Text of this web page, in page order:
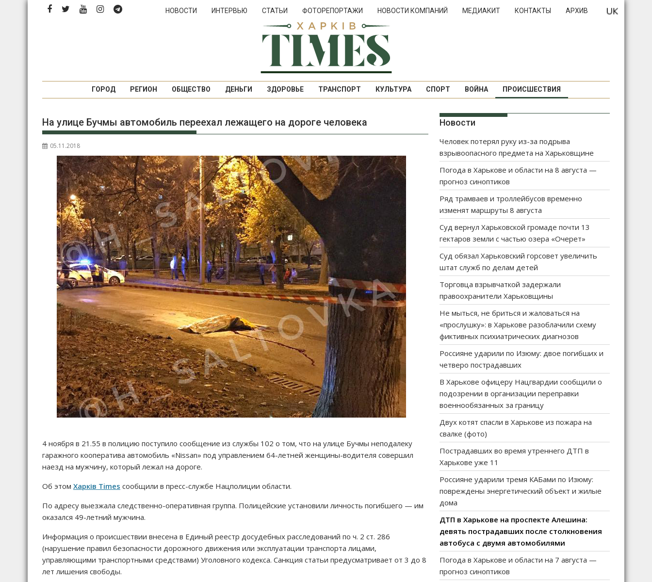
Перейти
НОВОСТИ ИНТЕРВЬЮ СТАТЬИ ФОТОРЕПОРТАЖИ НОВОСТИ КОМПАНИЙ МЕДИАКИТ КОНТАКТЫ АРХИВ
ГОРОД РЕГИОН ОБЩЕСТВО ДЕНЬГИ ЗДОРОВЬЕ ТРАНСПОРТ КУЛЬТУРА СПОРТ ВОЙНА ПРОИСШЕСТВИЯ
На улице Бучмы автомобиль переехал лежащего на дороге человека
05.11.2018
4 ноября в 21.55 в полицию поступило сообщение из службы 102 о том, что на улице Бучмы неподалеку
гаражного кооператива автомобиль «Nissan» под управлением 64-летней женщины-водителя совершил
наезд на мужчину, который лежал на дороге.
Об этом Харків Times сообщили в пресс-службе Нацполиции области.
По адресу выезжала следственно-оперативная группа. Полицейские установили личность погибшего — им
оказался 49-летний мужчина.
Информация о происшествии внесена в Единый реестр досудебных расследований по ч. 2 ст. 286
(нарушение правил безопасности дорожного движения или эксплуатации транспорта лицами,
управляющими транспортными средствами) Уголовного кодекса. Санкция статьи предусматривает от 3 до 8
лет лишения свободы.
Новости
Человек потерял руку из-за подрыва
взрывоопасного предмета на Харьковщине
Погода в Харькове и области на 8 августа —
прогноз синоптиков
Ряд трамваев и троллейбусов временно
изменят маршруты 8 августа
Суд вернул Харьковской громаде почти 13
гектаров земли с частью озера «Очерет»
Суд обязал Харьковский горсовет увеличить
штат служб по делам детей
Торговца взрывчаткой задержали
правоохранители Харьковщины
Не мыться, не бриться и жаловаться на
«прослушку»: в Харькове разоблачили схему
фиктивных психиатрических диагнозов
Россияне ударили по Изюму: двое погибших и
четверо пострадавших
В Харькове офицеру Нацгвардии сообщили о
подозрении в организации переправки
военнообязанных за границу
Двух котят спасли в Харькове из пожара на
свалке (фото)
Пострадавших во время утреннего ДТП в
Харькове уже 11
Россияне ударили тремя КАБами по Изюму:
повреждены энергетический объект и жилые
дома
ДТП в Харькове на проспекте Алешина:
девять пострадавших после столкновения
автобуса с двумя автомобилями
Погода в Харькове и области на 7 августа —
прогноз синоптиков